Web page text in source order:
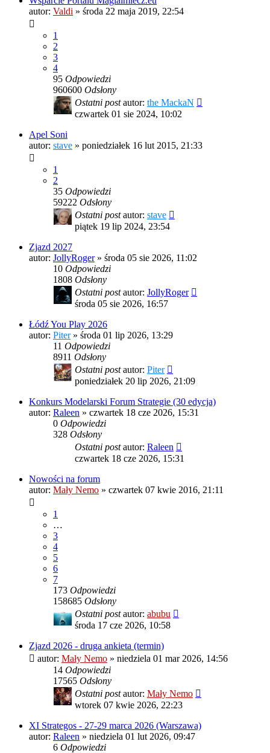
autor: Valdi » środa 22 maja 2019, 22:54
1
2
3
4
95 Odpowiedzi
960600 Odsłony
Ostatni postautor: the MackaN
czwartek 01 sie 2024, 10:02
Apel Soni
autor: stave » poniedziałek 16 lut 2015, 21:33
1
2
35 Odpowiedzi
59222 Odsłony
Ostatni postautor: stave
piątek 19 lip 2024, 23:54
Zjazd 2027
autor: JollyRoger» środa 05 sie 2026, 11:02
10 Odpowiedzi
1808 Odsłony
Ostatni postautor: JollyRoger
środa 05 sie 2026, 16:57
Łódź You Play 2026
autor: Piter» środa 01 lip 2026, 13:29
11 Odpowiedzi
8911 Odsłony
Ostatni postautor: Piter
poniedziałek 20 lip 2026, 21:09
Konkurs Modelarski Forum Strategie (30 edycja)
autor: Raleen » czwartek 18 cze 2026, 15:31
0 Odpowiedzi
328 Odsłony
Ostatni postautor: Raleen
czwartek 18 cze 2026, 15:31
Nowości na forum
autor: Mały Nemo » czwartek 07 kwie 2016, 21:11
1
…
3
4
5
6
7
173 Odpowiedzi
158685 Odsłony
Ostatni postautor: abubu
środa 17 cze 2026, 10:58
Zjazd 2026 - druga ankieta (termin)
autor: Mały Nemo » niedziela 01 mar 2026, 14:56
14 Odpowiedzi
17565 Odsłony
Ostatni postautor: Mały Nemo
wtorek 07 kwie 2026, 22:23
XI Strategos - 27-29 marca 2026 (Warszawa)
autor: Raleen » niedziela 01 lut 2026, 09:47
6 Odpowiedzi